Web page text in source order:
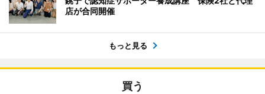
店が合同開催
もっと見る
買う